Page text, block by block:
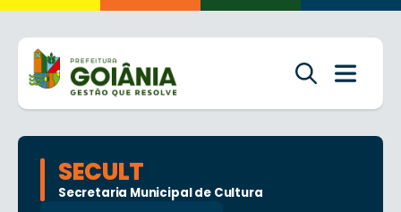
SECULT
Secretaria Municipal de Cultura